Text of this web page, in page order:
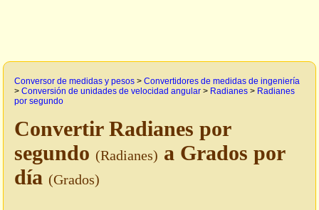
Conversor de medidas y pesos > Convertidores de medidas de ingeniería
> Conversión de unidades de velocidad angular > Radianes > Radianes
por segundo
Convertir Radianes por
segundo (Radianes) a Grados por
día (Grados)